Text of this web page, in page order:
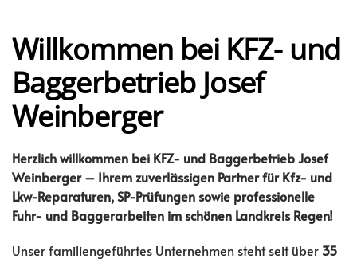
Willkommen bei KFZ- und
Baggerbetrieb Josef
Weinberger
Herzlich willkommen bei KFZ- und Baggerbetrieb Josef
Weinberger – Ihrem zuverlässigen Partner für Kfz- und
Lkw-Reparaturen, SP-Prüfungen sowie professionelle
Fuhr- und Baggerarbeiten im schönen Landkreis Regen!
Unser familiengeführtes Unternehmen steht seit über 35